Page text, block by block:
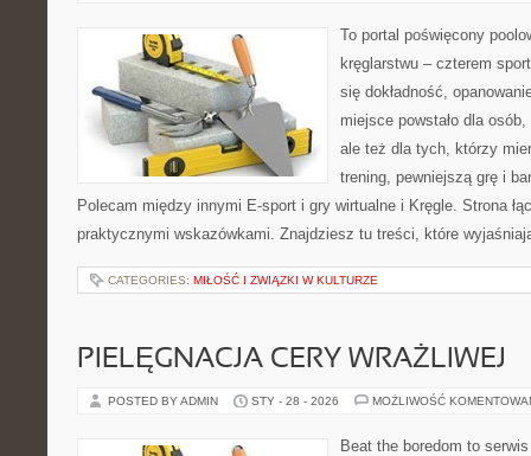
To portal poświęcony
kręglarstwu – czterem
się dokładność,
miejsce powstało dla
ale też dla tych, którzy
trening, pewniejszą grę i
Polecam między innymi E-sport i gry wirtualne i Kręgle. Strona
praktycznymi wskazówkami. Znajdziesz tu treści, które
CATEGORIES: MIŁOŚĆ I ZWIĄZKI W KULTURZE
PIELĘGNACJA CERY WRAŻLIWEJ
POSTED BY ADMIN STY - 28 - 2026 MOŻLIWOŚĆ
Beat the boredom to